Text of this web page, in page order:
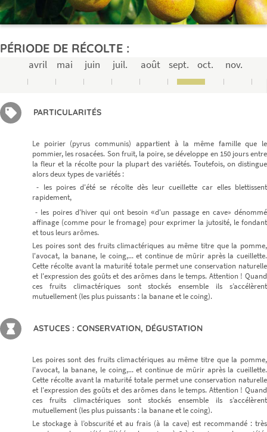
PÉRIODE DE RÉCOLTE :
avril mai juin juil. août sept. oct. nov.
PARTICULARITÉS
Le poirier (pyrus communis) appartient à la même famille que le
pommier, les rosacées. Son fruit, la poire, se développe en 150 jours entre
la fleur et la récolte pour la plupart des variétés. Toutefois, on distingue
alors deux types de variétés :
- les poires d'été se récolte dès leur cueillette car elles blettissent
rapidement,
- les poires d'hiver qui ont besoin«d'un passage en cave» dénommé
affinage (comme pour le fromage) pour exprimer la jutosité, le fondant
et tous leurs arômes.
Les poires sont des fruits climactériques au même titre que la pomme,
l'avocat, la banane, le coing,... et continue de mûrir après la cueillette.
Cette récolte avant la maturité totale permet une conservation naturelle
et l'expression des goûts et des arômes dans le temps. Attention ! Quand
ces fruits climactériques sont stockés ensemble ils s’accélèrent
mutuellement (les plus puissants : la banane et le coing).
ASTUCES : CONSERVATION, DÉGUSTATION
Les poires sont des fruits climactériques au même titre que la pomme,
l'avocat, la banane, le coing,... et continue de mûrir après la cueillette.
Cette récolte avant la maturité totale permet une conservation naturelle
et l'expression des goûts et des arômes dans le temps. Attention ! Quand
ces fruits climactériques sont stockés ensemble ils s’accélèrent
mutuellement (les plus puissants : la banane et le coing).
Le stockage à l’obscurité et au frais (à la cave) est recommandé : très